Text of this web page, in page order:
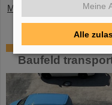
Mehr »
Erste Super-
Baufeld
Meine
Alle